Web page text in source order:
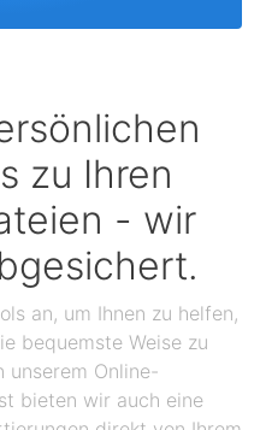
zu Ihren
- wir
an, um Ihnen zu helfen,
bequemste Weise zu
unserem Online-
bieten wir auch eine